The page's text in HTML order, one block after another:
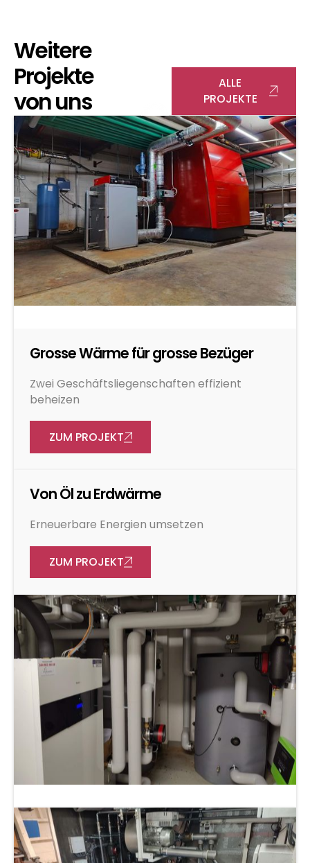
Heizung
Sanitär
Kälte
Planung
Weitere
Projekte
von uns
ALLE
PROJEKTE
Grosse Wärme für grosse Bezüger
Zwei Geschäftsliegenschaften effizient
beheizen
ZUM PROJEKT
Von Öl zu Erdwärme
Erneuerbare Energien umsetzen
ZUM PROJEKT